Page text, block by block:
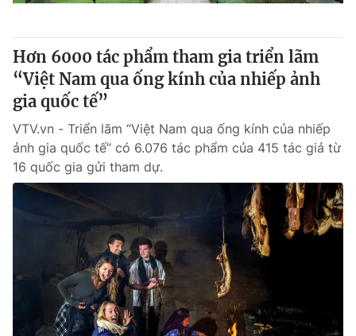
Hơn 6000 tác phẩm tham gia triển lãm
“Việt Nam qua ống kính của nhiếp ảnh
gia quốc tế”
VTV.vn - Triển lãm “Việt Nam qua ống kính của nhiếp
ảnh gia quốc tế” có 6.076 tác phẩm của 415 tác giả từ
16 quốc gia gửi tham dự.